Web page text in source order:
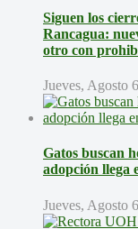
Siguen los
Rancagua:
otro con
Jueves, Agosto
Gatos buscan
adopción llega
Jueves, Agosto